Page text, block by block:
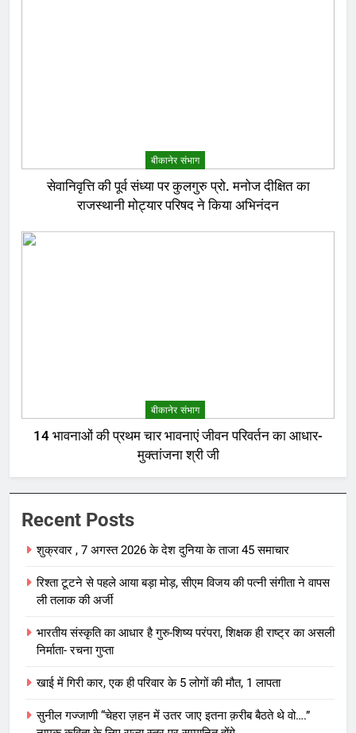
बीकानेर संभाग
सेवानिवृत्ति की पूर्व संध्या पर कुलगुरु प्रो. मनोज दीक्षित का
राजस्थानी मोट्यार परिषद ने किया अभिनंदन
बीकानेर संभाग
14 भावनाओं की प्रथम चार भावनाएं जीवन परिवर्तन का आधार-
मुक्तांजना श्री जी
Recent Posts
शुक्रवार , 7 अगस्त 2026 के देश दुनिया के ताजा 45 समाचार
रिश्ता टूटने से पहले आया बड़ा मोड़, सीएम विजय की पत्नी संगीता ने वापस
ली तलाक की अर्जी
भारतीय संस्कृति का आधार है गुरु-शिष्य परंपरा, शिक्षक ही राष्ट्र का असली
निर्माता- रचना गुप्ता
खाई में गिरी कार, एक ही परिवार के 5 लोगों की मौत, 1 लापता
सुनील गज्जाणी “चेहरा ज़हन में उतर जाए इतना क़रीब बैठते थे वो….”